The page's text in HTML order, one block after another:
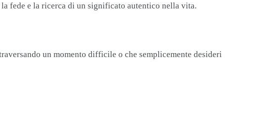
fede e la ricerca di un significato autentico nella vita.
un momento difficile o che semplicemente desideri